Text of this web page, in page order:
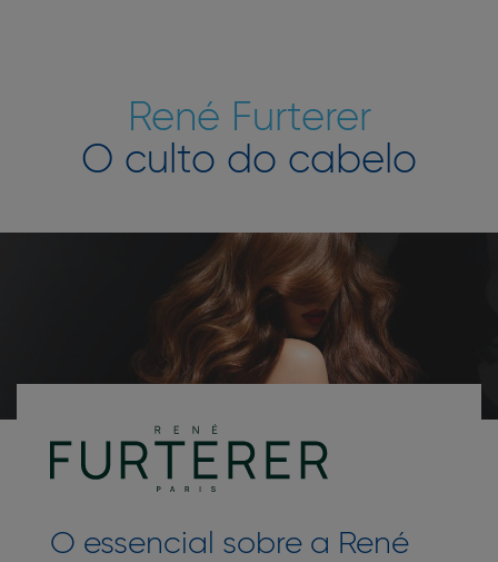
René Furterer
O culto do cabelo
O essencial sobre a René